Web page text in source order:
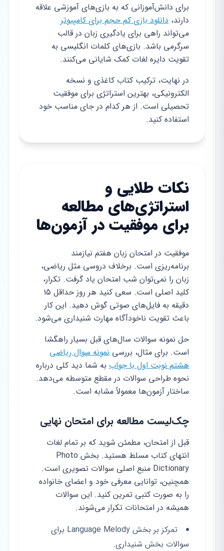
برای دانش‌آموزانی که به بازی‌های آموزشی علاقه
دارند، دانلود بازی کم حجم برای کامپیوتر
می‌تواند راهی برای یادگیری زبان در قالب
سرگرمی باشد. بازی‌های کلمات انگلیسی به
تقویت دایره لغات کمک شایانی می‌کنند.
در نهایت، ترکیب کتاب کاغذی و نسخه
الکترونیکی، بهترین استراتژی برای موفقیت
تحصیلی است. از هر کدام در جای مناسب خود
استفاده کنید.
نکات طلایی و
استراتژی‌های مطالعه
برای موفقیت در آزمون‌ها
موفقیت در امتحان زبان هفتم نیازمند
برنامه‌ریزی است. برخلاف دروسی مثل ریاضی،
زبان را نمی‌توان شب امتحان یاد گرفت. تکرار،
کلید اصلی است. سعی کنید هر روز حداقل ۱۵
دقیقه به فایل‌های صوتی گوش دهید. این کار
باعث تقویت ناخودآگاه مهارت شنیداری می‌شود.
حل نمونه سوالات سال‌های قبل بسیار راهگشا
است. برای مثال، بررسی نمونه سوال ریاضی
هشتم نوبت اول با جواب به شما دید کلی درباره
نحوه طراحی سوالات در مقطع متوسطه می‌دهد.
ساختار آزمون‌ها معمولاً مشابه است.
چک‌لیست مطالعه برای امتحان نهایی
قبل از امتحان، مطمئن شوید که بر تمام لغات
انتهای کتاب مسلط هستید. بخش Photo
Dictionary منبع اصلی سوالات تصویری است.
همچنین، توانایی معرفی خود و اعضای خانواده
را به صورت کتبی تمرین کنید. این سوالات
همیشه در امتحانات تکرار می‌شوند.
تمرکز بر بخش Language Melody برای
سوالات بخش شنیداری.